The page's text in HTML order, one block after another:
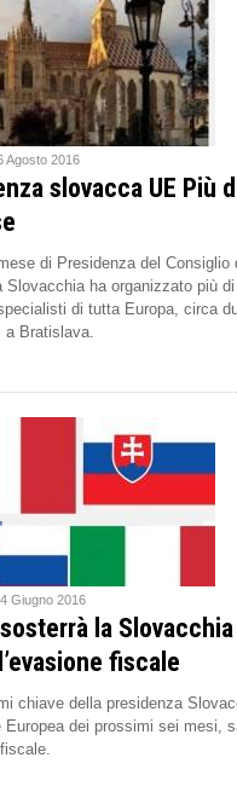
Agosto 2016
slovacca UE Più
di Presidenza del Consiglio
Slovacchia ha organizzato più
di tutta Europa, circa
Bratislava.
Giugno 2016
sosterrà la
fiscale
chiave della presidenza
Europea dei prossimi sei mesi,